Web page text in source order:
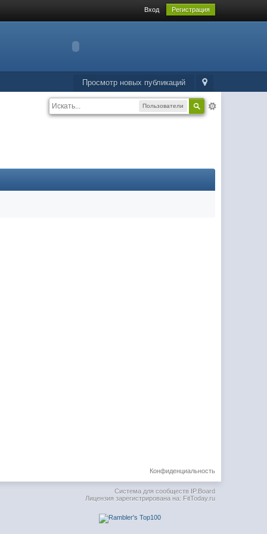
Вход Регистрация
Просмотр новых публикаций
Пользователи
Конфиденциальность
Система для сообществ IP.Board
Лицензия зарегистрирована на: FitToday.ru